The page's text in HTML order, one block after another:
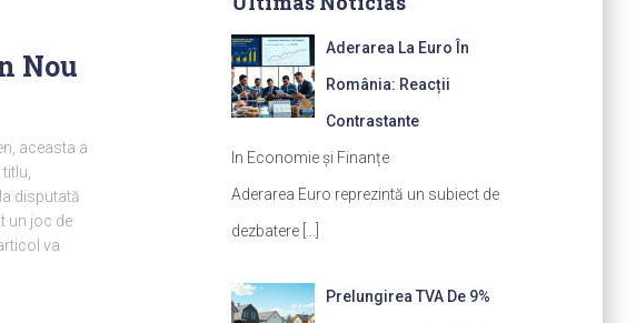
Nou
aceasta a
disputată
un joc de
va
Aderarea La Euro În
România: Reacții
Contrastante
In Economie și Finanțe
Aderarea Euro reprezintă un subiect de
dezbatere
Prelungirea TVA De 9%